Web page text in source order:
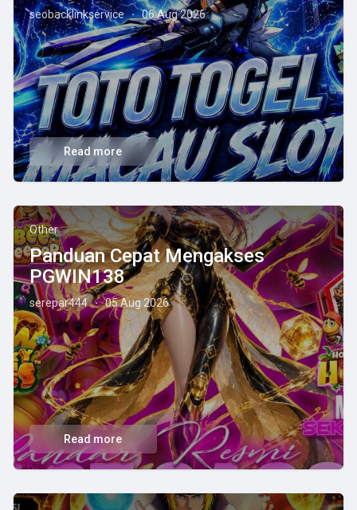
seobacklinkservice · 06 Aug 2026
Read more
Other
Panduan Cepat Mengakses
PGWIN138
serepar444 · 05 Aug 2026
Read more